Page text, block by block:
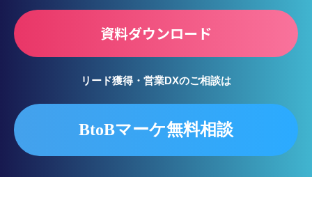
資料ダウンロード
リード獲得・営業DXのご相談は
BtoBマーケ無料相談